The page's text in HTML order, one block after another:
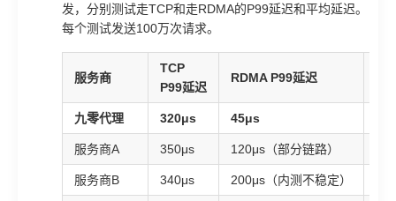
发，分别测试走TCP和走RDMA的P99延迟和平均延迟。
每个测试发送100万次请求。
服务商
TCP
P99延迟
RDMA P99延迟
九零代理 320μs 45μs
服务商A 350μs 120μs（部分链路）
服务商B 340μs 200μs（内测不稳定）